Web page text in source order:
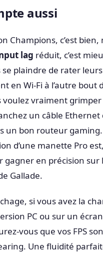
aussi
Champions, c’est bien,
lag réduit, c’est
plaindre de rater
en Wi-Fi à l’autre bout
voulez vraiment grimper
un câble Ethernet
un bon routeur
d’une manette Pro
gagner en précision sur
Gallade.
si vous avez la
PC ou sur un
vous que vos FPS
Une fluidité